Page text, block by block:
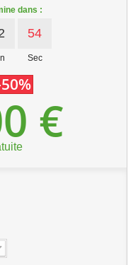
dans :
54
Sec
€